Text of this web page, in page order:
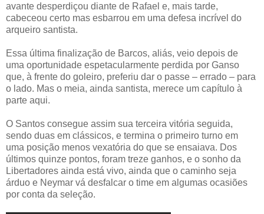
avante desperdiçou diante de Rafael e, mais tarde,
cabeceou certo mas esbarrou em uma defesa incrível do
arqueiro santista.
Essa última finalização de Barcos, aliás, veio depois de
uma oportunidade espetacularmente perdida por Ganso
que, à frente do goleiro, preferiu dar o passe – errado – para
o lado. Mas o meia, ainda santista, merece um capítulo à
parte aqui.
O Santos consegue assim sua terceira vitória seguida,
sendo duas em clássicos, e termina o primeiro turno em
uma posição menos vexatória do que se ensaiava. Dos
últimos quinze pontos, foram treze ganhos, e o sonho da
Libertadores ainda está vivo, ainda que o caminho seja
árduo e Neymar vá desfalcar o time em algumas ocasiões
por conta da seleção.